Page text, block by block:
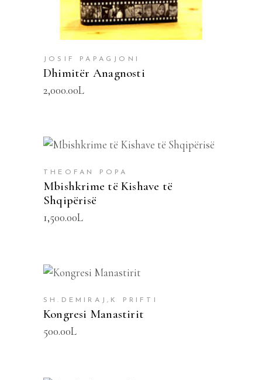
JOSIF PAPAGJONI
Dhimitër Anagnosti
2,000.00L
SHTOJE NË SHPORTË
THEOFAN POPA
Mbishkrime të Kishave të
Shqipërisë
1,500.00L
SHTOJE NË SHPORTË
SH.DEMIRAJ,K PRIFTI
Kongresi Manastirit
500.00L